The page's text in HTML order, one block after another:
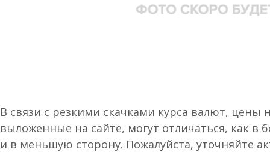
В связи с резкими скачками курса валют, цены
выложенные на сайте, могут отличаться, как в
и в меньшую сторону. Пожалуйста, уточняйте